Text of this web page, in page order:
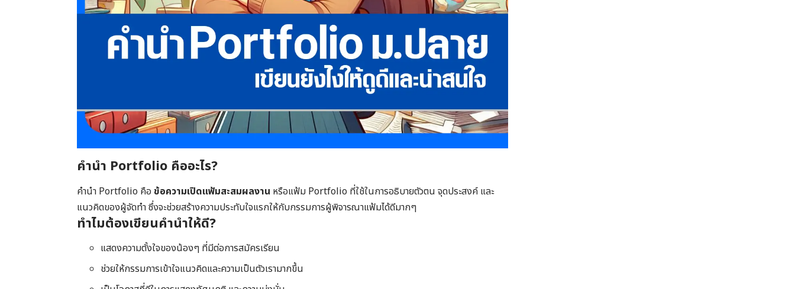
คำนำ Portfolio คืออะไร?
คำนำ Portfolio คือ ข้อความเปิดแฟ้มสะสมผลงาน หรือแฟ้ม Portfolio ที่ใช้ในการอธิบายตัวตน จุดประสงค์ และ
แนวคิดของผู้จัดทำ ซึ่งจะช่วยสร้างความประทับใจแรกให้กับกรรมการผู้พิจารณาแฟ้มได้ดีมากๆ
ทำไมต้องเขียนคำนำให้ดี?
แสดงความตั้งใจของน้องๆ ที่มีต่อการสมัครเรียน
ช่วยให้กรรมการเข้าใจแนวคิดและความเป็นตัวเรามากขึ้น